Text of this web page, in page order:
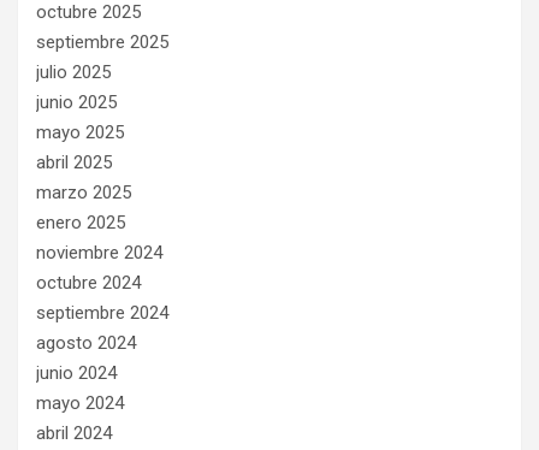
octubre 2025
septiembre 2025
julio 2025
junio 2025
mayo 2025
abril 2025
marzo 2025
enero 2025
noviembre 2024
octubre 2024
septiembre 2024
agosto 2024
junio 2024
mayo 2024
abril 2024